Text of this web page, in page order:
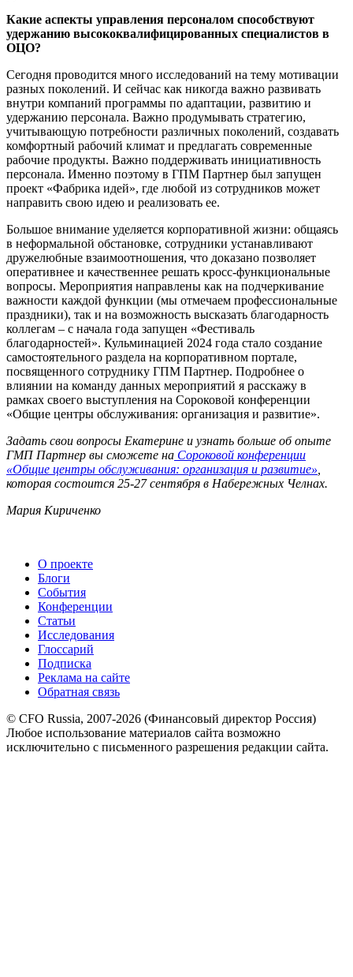
Какие аспекты управления персоналом способствуют
удержанию высококвалифицированных специалистов в
ОЦО?
Сегодня проводится много исследований на тему мотивации
разных поколений. И сейчас как никогда важно развивать
внутри компаний программы по адаптации, развитию и
удержанию персонала. Важно продумывать стратегию,
учитывающую потребности различных поколений, создавать
комфортный рабочий климат и предлагать современные
рабочие продукты. Важно поддерживать инициативность
персонала. Именно поэтому в ГПМ Партнер был запущен
проект «Фабрика идей», где любой из сотрудников может
направить свою идею и реализовать ее.
Большое внимание уделяется корпоративной жизни: общаясь
в неформальной обстановке, сотрудники устанавливают
дружелюбные взаимоотношения, что доказано позволяет
оперативнее и качественнее решать кросс-функциональные
вопросы. Мероприятия направлены как на подчеркивание
важности каждой функции (мы отмечаем профессиональные
праздники), так и на возможность высказать благодарность
коллегам – с начала года запущен «Фестиваль
благодарностей». Кульминацией 2024 года стало создание
самостоятельного раздела на корпоративном портале,
посвященного сотруднику ГПМ Партнер. Подробнее о
влиянии на команду данных мероприятий я расскажу в
рамках своего выступления на Сороковой конференции
«Общие центры обслуживания: организация и развитие».
Задать свои вопросы Екатерине и узнать больше об опыте
ГМП Партнер вы сможете на Сороковой конференции
«Общие центры обслуживания: организация и развитие»
которая состоится 25-27 сентября в Набережных Челнах.
Мария Кириченко
О проекте
Блоги
События
Конференции
Статьи
Исследования
Глоссарий
Подписка
Реклама на сайте
Обратная связь
© CFO Russia, 2007-2026 (Финансовый директор Россия)
Любое использование материалов сайта возможно
исключительно с письменного разрешения редакции сайта.